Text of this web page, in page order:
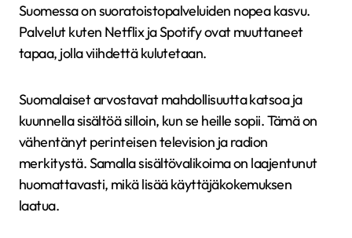
Suomessa on suoratoistopalveluiden nopea kasvu.
Palvelut kuten Netflix ja Spotify ovat muuttaneet
tapaa, jolla viihdettä kulutetaan.
Suomalaiset arvostavat mahdollisuutta katsoa ja
kuunnella sisältöä silloin, kun se heille sopii. Tämä on
vähentänyt perinteisen television ja radion
merkitystä. Samalla sisältövalikoima on laajentunut
huomattavasti, mikä lisää käyttäjäkokemuksen
laatua.